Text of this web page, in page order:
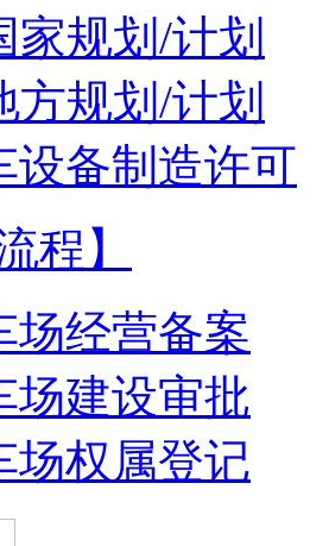
家规划/计划
方规划/计划
设备制造许可
程】
场经营备案
场建设审批
场权属登记